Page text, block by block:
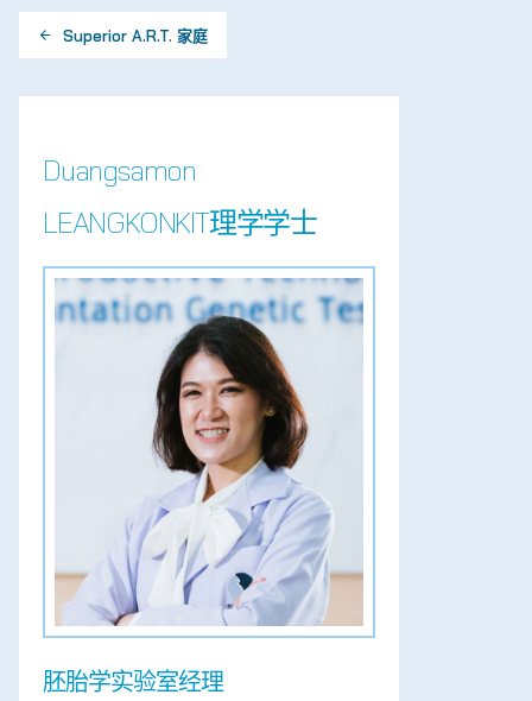
Superior A.R.T. 家庭
Duangsamon
LEANGKONKIT理学学士
胚胎学实验室经理